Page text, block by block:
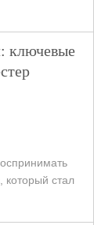
ключевые
который стал